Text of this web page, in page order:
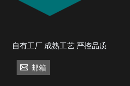
自有工厂 成熟工艺 严控品质
邮箱